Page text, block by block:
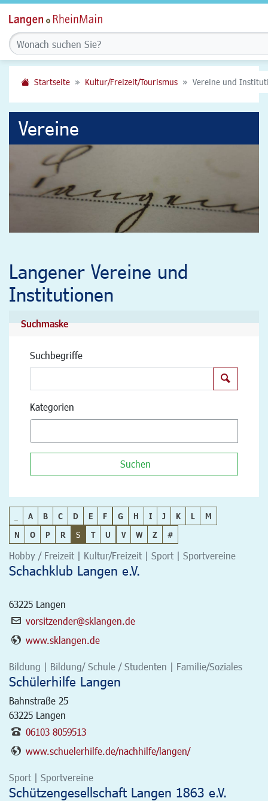
Startseite Kultur/Freizeit/Tourismus Vereine und
Vereine
Langener Vereine und
Institutionen
Suchmaske
Suchbegriffe
Kategorien
Suchen
A B C D E F G H I J K L
M
N
O P R S T U V W Z #
Hobby / Freizeit | Kultur/Freizeit | Sport | Sportvereine
Schachklub Langen e.V.
63225 Langen
vorsitzender@sklangen.de
www.sklangen.de
Bildung | Bildung/ Schule / Studenten | Familie/Soziales
Schülerhilfe Langen
Bahnstraße 25
63225 Langen
06103 8059513
www.schuelerhilfe.de/nachhilfe/langen/
Sport | Sportvereine
Schützengesellschaft Langen 1863 e.V.